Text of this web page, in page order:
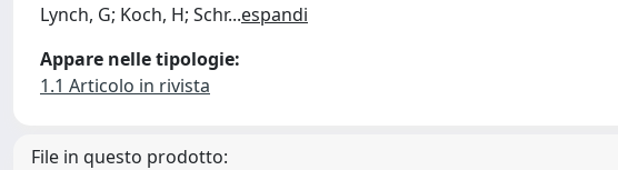
Lynch, G; Koch, H; Schr...espandi
Appare nelle tipologie:
1.1 Articolo in rivista
File in questo prodotto: